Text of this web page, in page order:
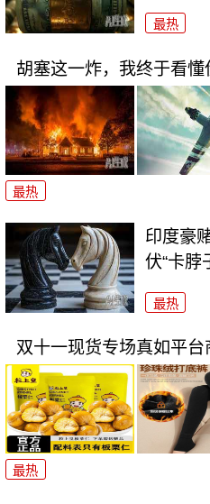
最热
胡塞这一炸，我终于看
最热
印度豪
伏“卡脖
最热
双十一现货专场真如平台
最热